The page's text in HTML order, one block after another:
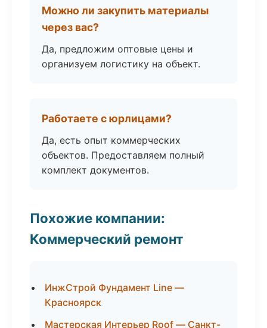
Можно ли закупить материалы
через вас?
Да, предложим оптовые цены и
организуем логистику на объект.
Работаете с юрлицами?
Да, есть опыт коммерческих
объектов. Предоставляем полный
комплект документов.
Похожие компании:
Коммерческий ремонт
ИнжСтрой Фундамент Line —
Красноярск
Мастерская Интерьер Roof — Санкт-